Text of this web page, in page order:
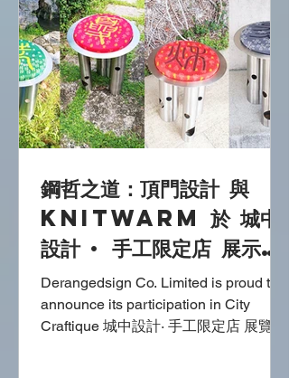
計如何為人類、地球及繁榮帶來積極改
變。 在眾多得獎作品中， 四合一智能
暖毯咕𠱸 ：可轉換、便攜式溫暖榮獲產
品設計類別的澳洲國際優良設計獎殊
榮。 項目名稱 ： 四合一智能暖毯咕𠱸
：可轉換、便攜式溫暖 由KnitWarm設
計，4合1溫暖毯枕是一款創新的無線加
墊、坐墊或毯子等多種形態。採用智能
紡織技術，並以回收PET瓶及布料碎片
製成，提供便攜式溫暖，特別適合輪椅
使用者等特殊需求群體，兼具可持續性
與舒適性。其創新設計已申請專利保
護，樹立了包容與環保舒適的新標杆。
設計地 ：澳洲 設計團隊
鋼哲之道：頂門設計 與
KnitWarm 於 城中
設計 · 手工限定店 展示
Stoolationshi
p - 椅緣共暖 創新設計
Derangedsign Co. Limited is proud to
announce its participation in City
Craftique 城中設計· 手工限定店 展覽的